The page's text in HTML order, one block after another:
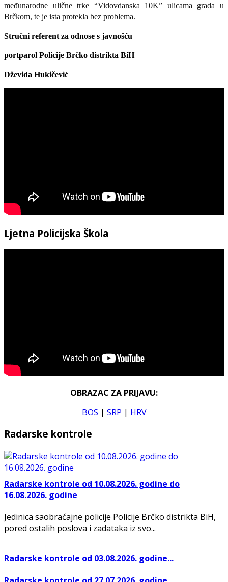
međunarodne ulične trke “Vidovdanska 10K” ulicama grada u
Brčkom, te je ista protekla bez problema.
Stručni referent za odnose s javnošću
portparol Policije Brčko distrikta BiH
Dževida Hukičević
Ljetna Policijska Škola
OBRAZAC ZA PRIJAVU:
BOS | SRP | HRV
Radarske kontrole
Radarske kontrole od 10.08.2026. godine do
16.08.2026. godine
Jedinica saobraćajne policije Policije Brčko distrikta BiH,
pored ostalih poslova i zadataka iz svo...
Radarske kontrole od 03.08.2026. godine...